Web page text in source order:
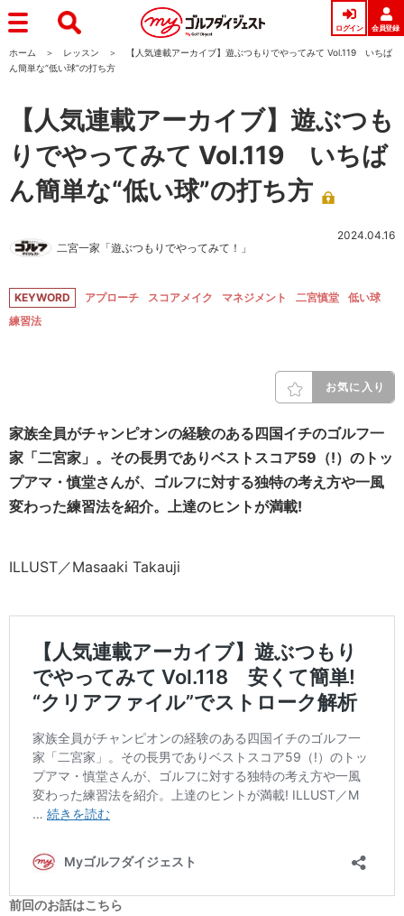
ログイン 会員登録
ホーム レッスン
【人気連載アーカイブ】遊ぶつもりでやってみて Vol.119 いちば
ん簡単な“低い球”の打ち方
【人気連載アーカイブ】遊ぶつも
りでやってみて Vol.119 いちば
ん簡単な“低い球”の打ち方
二宮一家「遊ぶつもりでやってみて！」
2024.04.16
KEYWORD アプローチ スコアメイク マネジメント 二宮慎堂
低い球
練習法
お気に入り
家族全員がチャンピオンの経験のある四国イチのゴルフ一
家「二宮家」。その長男でありベストスコア59（!）のトッ
プアマ・慎堂さんが、ゴルフに対する独特の考え方や一風
変わった練習法を紹介。上達のヒントが満載!
ILLUST／Masaaki Takauji
前回のお話はこちら